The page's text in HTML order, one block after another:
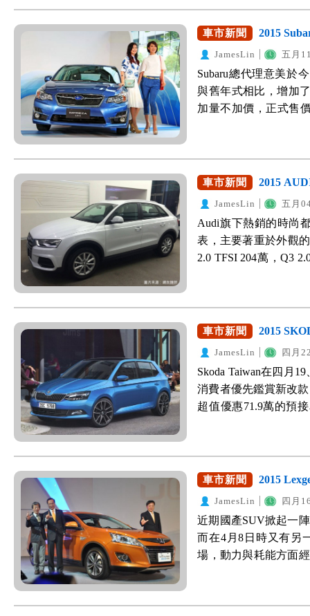
囊列為科技版以上的
而WeWanted認為KIA
空間及較優的保固條
有影響外，甚至可影
創造佳績。 2015/08/
表前提供一百台的優
萬、柴油旗艦版91.9
萬、柴油旗艦版96.9
CRDi 有興趣的朋友，
>>>立即前往購車詢
慧型緊急煞車系統、
在高階的APEX版本
警顯示輔助系統、主
燈、ACL主動輔助轉
車系皆配備6 SRS安
量，並使引擎運轉更
下，創造出14.8km/L
安全與舒適之餘，更
調的重點從來不是強
便利性，Honda
時不會像車轎車型的
而第二排座位也就是
家人於路邊暫停時上
側輕鬆進出。 4.高質
性的MPV車型，卻並
感，極低的底盤高度
的跑車；而車側的線
不是單純的裝飾於車
手。在Honda
選擇性不多，僅有
想敵鎖定Toyota
對象。 結語 由比較表
完全是針對Toyota
配備來搶攻MPV車款
WeWanted對照規格
研判外觀上並無變動
本在三月份Mazda5
變動，如今從規格配
改版的亮點是將車價
格。 2015/05/27更新
試乘
車市新聞 2015
JamesLin 五月
Subaru總代理意美於
與舊年式相比，增加
加量不加價，正式售
觀部分多了HID自動
清洗器、車身同色烤
速巡航控制系統、倒
Impreza可能還會推出
便利配備，定價將設
增資訊：Subaru 除了
按鈕啟動系統、倒車
請參考：Impreza
發佈2015 年式Subaru
改款著重於新增配備
觸控螢幕與內門銀色
方面僅新增了銀色車
度為了持續拓展市佔
車款今年陸續調降預
之外，推出新車款
看出義美深化經營並
年式的Subaru Impreza
購車詢價喔！ >>>我
車市新聞 2015
JamesLin 五月
Audi旗下熱銷的時尚
表，主要著重於外觀
2.0 TFSI 204萬，Q3
椅」、「主動駐車輔
檔檔片」，總價值19
設計，更有科技感；
動感。車尾線條主要
尾，形成較剛毅的車
更簡潔。 接著看規格
賞車，據了解於預賞
WeWanted購車詢價
價。
車市新聞 2015
JamesLin 四月
Skoda Taiwan在四月
消費者優先鑑賞新改款
超值優惠71.9萬的預
才榮獲Red Dot紅點設
據了解，第三代Fabia
並更耐用。 動力方面
配合DSG 7速自手排
維持17.9kgm，油耗
上水準。 安全方面，
車市新聞 2015
JamesLin 四月
近期國產SUV掀起一
而在4月8日時又有另
場，動力與耗能方面
成新增1.8T時尚型，